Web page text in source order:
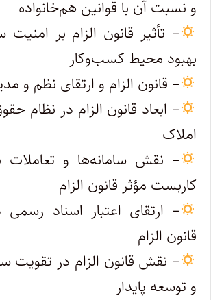
و نسبت آن با قوانین هم‌خانواده
– تأثیر قانون الزام بر امنیت
بهبود محیط کسب‌وکار
– قانون الزام و ارتقای نظم و
– ابعاد قانون الزام در نظام
املاک
– نقش سامانه‌ها و تعاملات
کاربست مؤثر قانون الزام
– ارتقای اعتبار اسناد رسمی
قانون الزام
– نقش قانون الزام در تقویت
و توسعه پایدار